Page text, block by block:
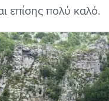
επίσης πολύ καλό.